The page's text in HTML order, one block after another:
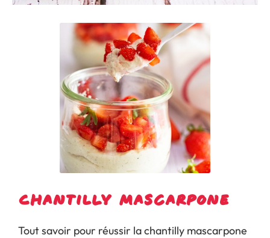
Chantilly mascarpone
Tout savoir pour réussir la chantilly mascarpone